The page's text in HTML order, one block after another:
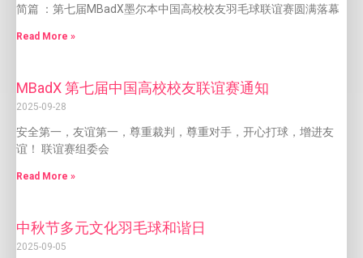
简篇 ：第七届MBadX墨尔本中国高校校友羽毛球联谊赛圆满落幕
Read More »
MBadX 第七届中国高校校友联谊赛通知
2025-09-28
安全第一，友谊第一，尊重裁判，尊重对手，开心打球，增进友
谊！ 联谊赛组委会
Read More »
中秋节多元文化羽毛球和谐日
2025-09-05